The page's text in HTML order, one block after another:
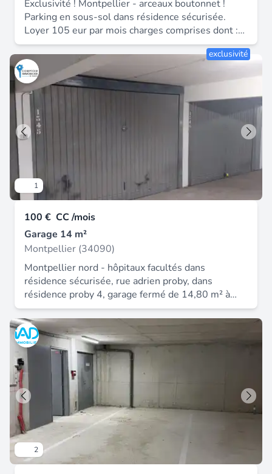
Exclusivité ! Montpellier - arceaux boutonnet !
Parking en sous-sol dans résidence sécurisée.
Loyer 105 eur par mois charges comprises dont : -
charges locatives (provisions avec régularisation
annuelle) : 10 eur par mois - disponibilité : 21 / 08
/ 2026 - rue 16 rue dahlia - acteur sud 04 67 03
03 88.
1
exclusivité
100 € CC /mois
Garage 14 m²
Montpellier (34090)
Montpellier nord - hôpitaux facultés dans
résidence sécurisée, rue adrien proby, dans
résidence proby 4, garage fermé de 14,80 m² à
louer en sous-sol. Disponible à compter de mi
août 2026. Non soumis au dpe loyer : 100eur par
mois (dont 10eur de charges) honoraires à charge
locataire : 100eur dépôt de garantie : 100eur
n'hésitez pas à me contacter. Cif prades le lez -
shirley buch - o6 09 05 87 93 comptoir
immobilier de france - plus d'informations sur cif-
immo. Com - « les informations sur les risques
auxquels ce bien est exposé sont disponibles sur
le site géorisques : ».
2